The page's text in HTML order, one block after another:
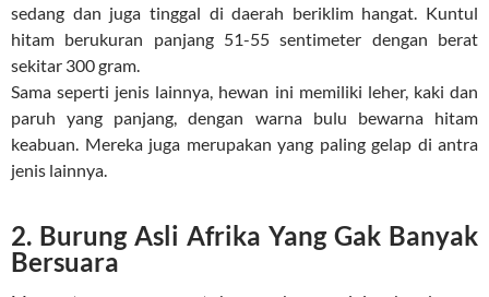
sedang dan juga tinggal di daerah beriklim hangat. Kuntul
hitam berukuran panjang 51-55 sentimeter dengan berat
sekitar 300 gram.
Sama seperti jenis lainnya, hewan ini memiliki leher, kaki dan
paruh yang panjang, dengan warna bulu bewarna hitam
keabuan. Mereka juga merupakan yang paling gelap di antra
jenis lainnya.
2. Burung Asli Afrika Yang Gak Banyak
Bersuara